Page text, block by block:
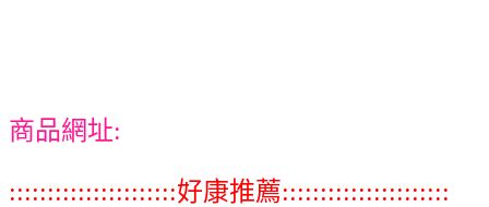
商品網址:
::::::::::::::::::::::好康推薦::::::::::::::::::::::